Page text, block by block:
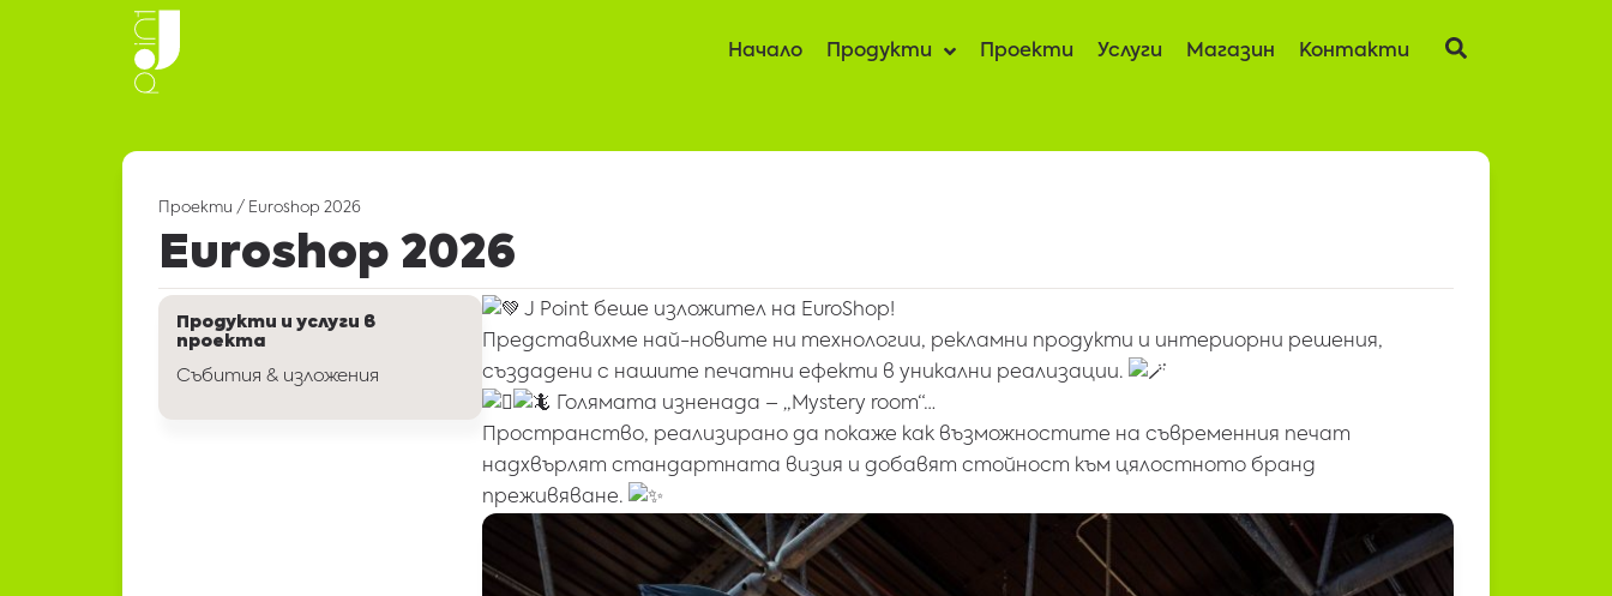
Начало Продукти Проекти Услуги Магазин Контакти
Проекти / Euroshop 2026
Euroshop 2026
Продукти и услуги в
проекта
Събития & изложения
J Point беше изложител на EuroShop!
Представихме най-новите ни технологии, рекламни продукти и интериорни решения,
създадени с нашите печатни ефекти в уникални реализации.
Голямата изненада – „Mystery room“…
Пространство, реализирано да покаже как възможностите на съвременния печат
надхвърлят стандартната визия и добавят стойност към цялостното бранд
преживяване.